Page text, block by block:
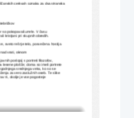
cerkvah oznaka za dva stranska
so pokopavali umrle. V času
kristjani pri skupnih obredih.
sveto rešnje telo, posvečena hostija
vrati, oknom
poslopij s portreti filozofov,
lesene plošče; doma so imeli portrete
srednjega veka, ko so se
za vero zaslužnih oseb. Te slike
ni, okolje je vse pogosteje